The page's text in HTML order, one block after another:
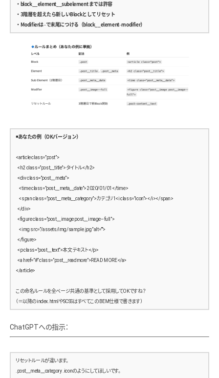
<li><a href=”#”>CATEGORY</a></li>
</section>
<section class=”footer-twitter”>
<h4>Twitter</h4>
<div class=”twitter-box”>ツイート埋め込みエリア</div>
</section>
margin-bottom: 1rem;
border-bottom: 1px solid #ccc;
padding-bottom: 0.5rem;
.ranking ul,
.ranking li {
margin-bottom: 1rem;
.archive a {
color: #333;
text-decoration: none;
&:hover {
text-decoration: underline;
}
}
}
Footer
============================== */
background: #f7f7f7;
.footer-inner {
display: flex;
flex-wrap: wrap;
・block__element__subelement までは許容
・3階層を超えたら新しいBlockとしてリセット
・Modifierは–で末尾につける（block__element–modifier）
◾️あなたの例（OKバージョン）
<article class=”post”>
<h2 class=”post__title”>タイトル</h2>
<div class=”post__meta”>
<time class=”post__meta__date”>2020/01/01</time>
<span class=”post__meta__category”>カテゴリ1<i class=”icon”></i></span>
</div>
<figure class=”post__image post__image–full”>
<img src=”/assets/img/sample.jpg” alt=””>
</figure>
<p class=”post__text”>本文テキスト</p>
<a href=”#” class=”post__readmore”>READ MORE</a>
</article>
この命名ルールを全ページ共通の基準として採用してOKですね？
（＝以降のindex.htmlやSCSSはすべてこのBEM仕様で書きます）
ChatGPTへの指示：
リセットルールが違います。
.post__meta__category .iconのようにしてほしいです。